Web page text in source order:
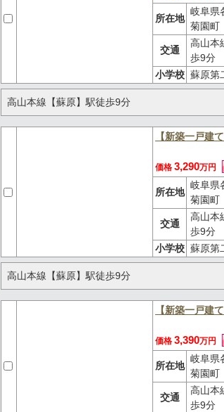
所在地
岐阜県
菊園町
交通
高山本
歩9分
小学校 蘇原第
高山本線【蘇原】駅徒歩9分
【新築一戸建
価格 3,290万円
所在地
岐阜県
菊園町
交通
高山本
歩9分
小学校 蘇原第
高山本線【蘇原】駅徒歩9分
【新築一戸建
価格 3,390万円
所在地
岐阜県
菊園町
交通
高山本
歩9分